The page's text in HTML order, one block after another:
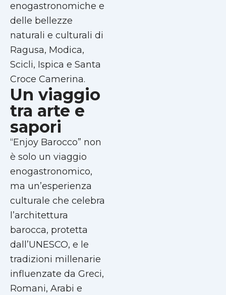
enogastronomiche e
delle bellezze
naturali e culturali di
Ragusa, Modica,
Scicli, Ispica e Santa
Croce Camerina.
Un viaggio
tra arte e
sapori
“Enjoy Barocco” non
è solo un viaggio
enogastronomico,
ma un’esperienza
culturale che celebra
l’architettura
barocca, protetta
dall’UNESCO, e le
tradizioni millenarie
influenzate da Greci,
Romani, Arabi e